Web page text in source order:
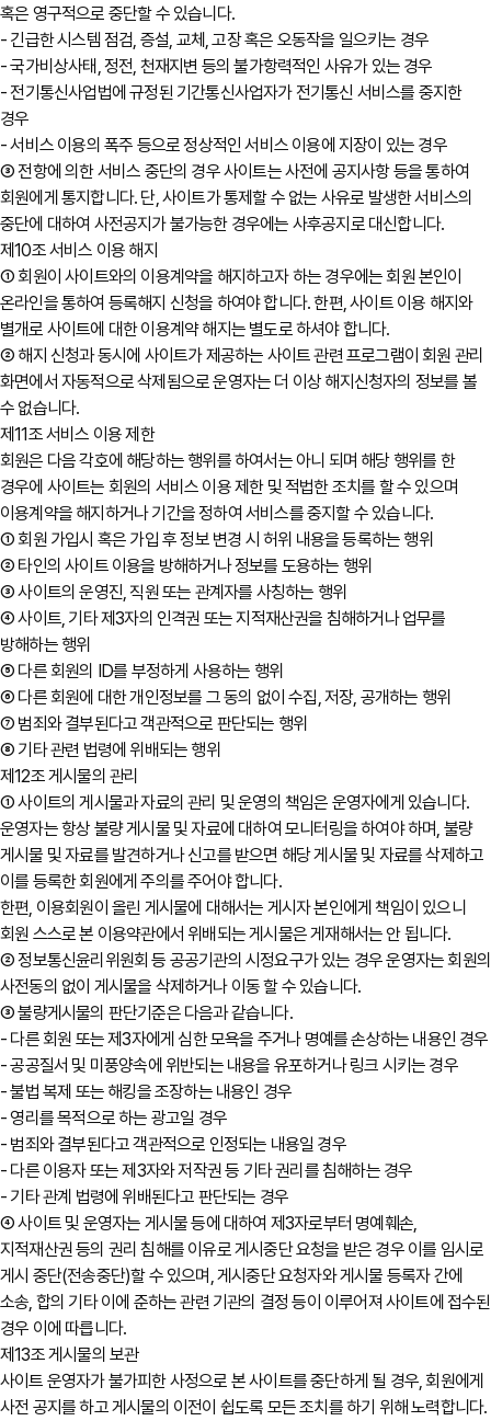
혹은 영구적으로 중단할 수 있습니다.
- 긴급한 시스템 점검, 증설, 교체, 고장 혹은 오동작을 일으키는 경우
- 국가비상사태, 정전, 천재지변 등의 불가항력적인 사유가 있는 경우
- 전기통신사업법에 규정된 기간통신사업자가 전기통신 서비스를 중지한
경우
- 서비스 이용의 폭주 등으로 정상적인 서비스 이용에 지장이 있는 경우
③ 전항에 의한 서비스 중단의 경우 사이트는 사전에 공지사항 등을 통하여
회원에게 통지합니다. 단, 사이트가 통제할 수 없는 사유로 발생한 서비스의
중단에 대하여 사전공지가 불가능한 경우에는 사후공지로 대신합니다.
제10조 서비스 이용 해지
① 회원이 사이트와의 이용계약을 해지하고자 하는 경우에는 회원 본인이
온라인을 통하여 등록해지 신청을 하여야 합니다. 한편, 사이트 이용 해지와
별개로 사이트에 대한 이용계약 해지는 별도로 하셔야 합니다.
② 해지 신청과 동시에 사이트가 제공하는 사이트 관련 프로그램이 회원 관리
화면에서 자동적으로 삭제됨으로 운영자는 더 이상 해지신청자의 정보를 볼
수 없습니다.
제11조 서비스 이용 제한
회원은 다음 각호에 해당하는 행위를 하여서는 아니 되며 해당 행위를 한
경우에 사이트는 회원의 서비스 이용 제한 및 적법한 조치를 할 수 있으며
이용계약을 해지하거나 기간을 정하여 서비스를 중지할 수 있습니다.
① 회원 가입시 혹은 가입 후 정보 변경 시 허위 내용을 등록하는 행위
② 타인의 사이트 이용을 방해하거나 정보를 도용하는 행위
③ 사이트의 운영진, 직원 또는 관계자를 사칭하는 행위
④ 사이트, 기타 제3자의 인격권 또는 지적재산권을 침해하거나 업무를
방해하는 행위
⑤ 다른 회원의 ID를 부정하게 사용하는 행위
⑥ 다른 회원에 대한 개인정보를 그 동의 없이 수집, 저장, 공개하는 행위
⑦ 범죄와 결부된다고 객관적으로 판단되는 행위
⑧ 기타 관련 법령에 위배되는 행위
제12조 게시물의 관리
① 사이트의 게시물과 자료의 관리 및 운영의 책임은 운영자에게 있습니다.
운영자는 항상 불량 게시물 및 자료에 대하여 모니터링을 하여야 하며, 불량
게시물 및 자료를 발견하거나 신고를 받으면 해당 게시물 및 자료를 삭제하고
이를 등록한 회원에게 주의를 주어야 합니다.
한편, 이용회원이 올린 게시물에 대해서는 게시자 본인에게 책임이 있으니
회원 스스로 본 이용약관에서 위배되는 게시물은 게재해서는 안 됩니다.
② 정보통신윤리위원회 등 공공기관의 시정요구가 있는 경우 운영자는 회원의
사전동의 없이 게시물을 삭제하거나 이동 할 수 있습니다.
③ 불량게시물의 판단기준은 다음과 같습니다.
- 다른 회원 또는 제3자에게 심한 모욕을 주거나 명예를 손상하는 내용인 경우
- 공공질서 및 미풍양속에 위반되는 내용을 유포하거나 링크 시키는 경우
- 불법 복제 또는 해킹을 조장하는 내용인 경우
- 영리를 목적으로 하는 광고일 경우
- 범죄와 결부된다고 객관적으로 인정되는 내용일 경우
- 다른 이용자 또는 제3자와 저작권 등 기타 권리를 침해하는 경우
- 기타 관계 법령에 위배된다고 판단되는 경우
④ 사이트 및 운영자는 게시물 등에 대하여 제3자로부터 명예훼손,
지적재산권 등의 권리 침해를 이유로 게시중단 요청을 받은 경우 이를 임시로
게시 중단(전송중단)할 수 있으며, 게시중단 요청자와 게시물 등록자 간에
소송, 합의 기타 이에 준하는 관련 기관의 결정 등이 이루어져 사이트에 접수된
경우 이에 따릅니다.
제13조 게시물의 보관
사이트 운영자가 불가피한 사정으로 본 사이트를 중단하게 될 경우, 회원에게
사전 공지를 하고 게시물의 이전이 쉽도록 모든 조치를 하기 위해 노력합니다.